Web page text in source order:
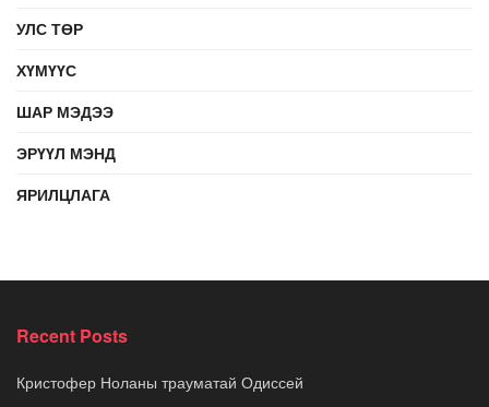
УЛС ТӨР
ХҮМҮҮС
ШАР МЭДЭЭ
ЭРҮҮЛ МЭНД
ЯРИЛЦЛАГА
Recent Posts
Кристофер Ноланы трауматай Одиссей